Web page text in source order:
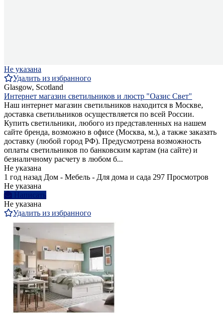
Не указана
Удалить из избранного
Glasgow, Scotland
Интернет магазин светильников и люстр "Оазис Свет"
Наш интернет магазин светильников находится в Москве,
доставка светильников осуществляется по всей России.
Купить светильники, любого из представленных на нашем
сайте бренда, возможно в офисе (Москва, м.), а также заказать
доставку (любой город РФ). Предусмотрена возможность
оплаты светильников по банковским картам (на сайте) и
безналичному расчету в любом б...
Не указана
1 год назад Дом - Мебель - Для дома и сада 297 Просмотров
Не указана
Написать
Не указана
Удалить из избранного